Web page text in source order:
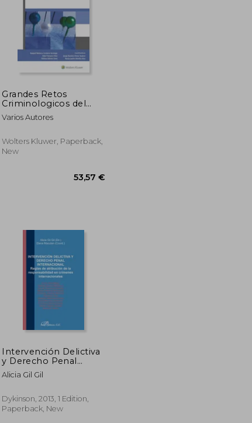
Grandes Retos
Criminologicos del
Siglo xxi (in Spanish)
Varios Autores
Wolters Kluwer, Paperback,
New
Intervención Delictiva
y Derecho Penal
Internacional: Reglas
de Atribución de la
Crímenes
Internacionales (in
Alicia Gil Gil
Dykinson, 2013, 1 Edition,
Paperback, New